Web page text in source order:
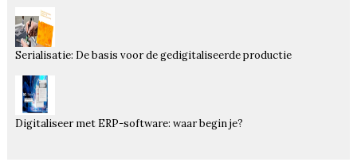
Serialisatie: De basis voor de gedigitaliseerde productie
Digitaliseer met ERP-software: waar begin je?